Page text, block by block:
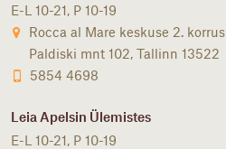
E-L 10-21, P 10-19
Rocca al Mare keskuse 2. korrus
Paldiski mnt 102, Tallinn 13522
5854 4698
Leia Apelsin Ülemistes
E-L 10-21, P 10-19